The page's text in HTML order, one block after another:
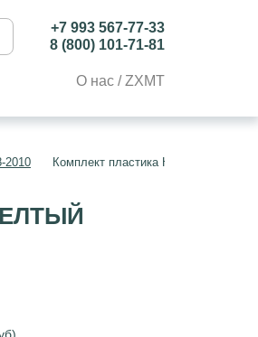
+7 993 567-77-33
8 (800) 101-71-81
О нас / ZXMT
2010 Комплект пластика Honda